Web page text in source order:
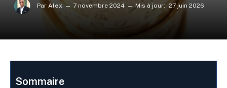
Par Alex 7 novembre 2024 Mis à jour: 27 juin 2026
Sommaire